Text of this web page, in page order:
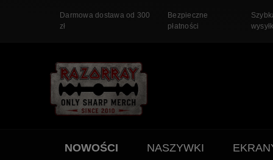
Darmowa dostawa od 300
zł
Bezpieczne
płatności
NOWOŚCI NASZYWKI